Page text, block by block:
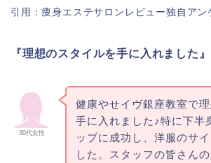
引用：痩身エステサロンレビュー独自アン
『理想のスタイルを手に入れました』
30代女性
健康やせイヴ銀座教室で
手に入れました♪特に下半
ップに成功し、洋服のサ
した。スタッフの皆さん